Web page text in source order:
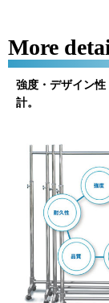
More
強度・デザイン
計。